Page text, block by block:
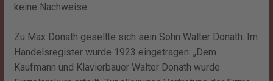
keine Nachweise.
Zu Max Donath gesellte sich sein Sohn Walter Donath. Im
Handelsregister wurde 1923 eingetragen: „Dem
Kaufmann und Klavierbauer Walter Donath wurde